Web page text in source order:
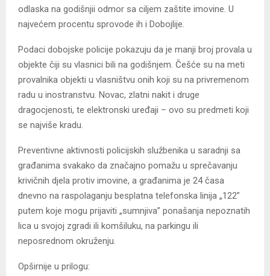
odlaska na godišnjii odmor sa ciljem zaštite imovine. U
najvećem procentu sprovode ih i Dobojlije.
Podaci dobojske policije pokazuju da je manji broj provala u
objekte čiji su vlasnici bili na godišnjem. Češće su na meti
provalnika objekti u vlasništvu onih koji su na privremenom
radu u inostranstvu. Novac, zlatni nakit i druge
dragocjenosti, te elektronski uređaji – ovo su predmeti koji
se najviše kradu.
Preventivne aktivnosti policijskih službenika u saradnji sa
građanima svakako da značajno pomažu u sprečavanju
krivičnih djela protiv imovine, a građanima je 24 časa
dnevno na raspolaganju besplatna telefonska linija „122”
putem koje mogu prijaviti „sumnjiva” ponašanja nepoznatih
lica u svojoj zgradi ili komšiluku, na parkingu ili
neposrednom okruženju.
Opširnije u prilogu: